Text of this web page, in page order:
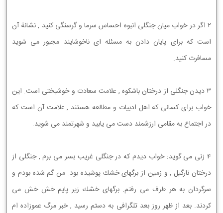
2 ﺍﮔﺮ ﺩﺭ ﺧﻮﺍﺏ ﻣﻴﺎﻥ ﺟﻨﮕﻠﻲ ﺍﻧﺒﻮﻩ ﺍﺣﺴﺎﺱ ﺳﺮﻣﺎ ﻭ ﮔﺮﺳﻨﮕﻲ ﻛﻨﻴﺪ , ﻧﺸﺎﻧﺔ ﺁﻥ
ﺍﺳﺖ ﻛﻪ ﺑﺮﺍﻱ ﭘﺎﻳﺎﻥ ﺩﺍﺩﻥ ﺑﻪ ﻣﺴﺌﻠﻪ ﺍﻱ ﻧﺎﺧﻮﺷﺎﻳﻨﺪ ﻣﺠﺒﻮﺭ ﻣﻲ ﺷﻮﻳﺪ
ﻣﺴﺎﻓﺮﺕ ﻛﻨﻴﺪ.
3 ﺩﻳﺪﻥ ﺟﻨﮕﻠﻲ ﺍﺯ ﺩﺭﺧﺘﺎﻥ ﺑﺎﺷﻜﻮﻩ , ﻋﻼﻣﺖ ﺳﻌﺎﺩﺕ ﻭ ﺧﻮﺷﺒﺨﺘﻲ ﺍﺳﺖ. ﺍﻳﻦ
ﺧﻮﺍﺏ ﺑﺮﺍﻱ ﻛﺴﺎﻧﻲ ﻛﻪ ﺍﻫﻞ ﺍﺩﺑﻴﺎﺕ ﻭ ﻣﻄﺎﻟﻌﻪ ﻫﺴﺘﻨﺪ , ﻋﻼﻣﺖ ﺁﻥ ﺍﺳﺖ ﻛﻪ
ﺩﺭ ﺍﺟﺘﻤﺎﻉ ﺑﻪ ﻣﻘﺎﻣﻲ ﺍﺭﺯﺷﻤﻨﺪ ﺩﺳﺖ ﻣﻲ ﻳﺎﺑﻴﺪ ﻭ ﺷﻬﺮﺗﻤﻨﺪ ﻣﻲ ﺷﻮﻳﺪ.
4 ﺯﻧﻲ ﻣﻲ ﮔﻮﻳﺪ: ﺧﻮﺍﺏ ﺩﻳﺪﻡ ﻛﻪ ﺩﺭ ﺟﻨﮕﻠﻲ ﻏﺮﻳﺐ ﺑﺴﺮ ﻣﻲ ﺑﺮﻡ , ﺟﻨﮕﻠﻲ ﺍﺯ
ﺩﺭﺧﺘﺎﻥ ﻧﺎﺭﮔﻴﻞ , ﻭ ﺯﻣﻴﻦ ﺍﺯ ﺑﺮﮔﻬﺎﻱ ﺧﺸﻚ ﭘﻮﺷﻴﺪﻩ ﺑﻮﺩ. ﻣﻦ ﮔﻢ ﺷﺪﻩ ﺑﻮﺩﻡ ﻭ
ﺳﺮﮔﺮﺩﺍﻥ ﺑﻪ ﻫﺮ ﻃﺮﻑ ﻣﻲ ﺭﻓﺘﻢ. ﺑﺮﮔﻬﺎﻱ ﺧﺸﻚ ﺯﻳﺮ ﭘﺎﻳﻢ ﺧﺶ ﺧﺶ ﻣﻲ
ﻛﺮﺩﻧﺪ. ﺑﻌﺪ ﺍﺯ ﻇﻬﺮ ﺭﻭﺯ ﺑﻌﺪ ﺗﻠﮕﺮﺍﻓﻲ ﺑﻪ ﺩﺳﺘﻢ ﺭﺳﻴﺪ , ﺧﺒﺮ ﻣﺮﮒ ﻋﻤﻮﺯﺍﺩﻩ ﺍﻡ